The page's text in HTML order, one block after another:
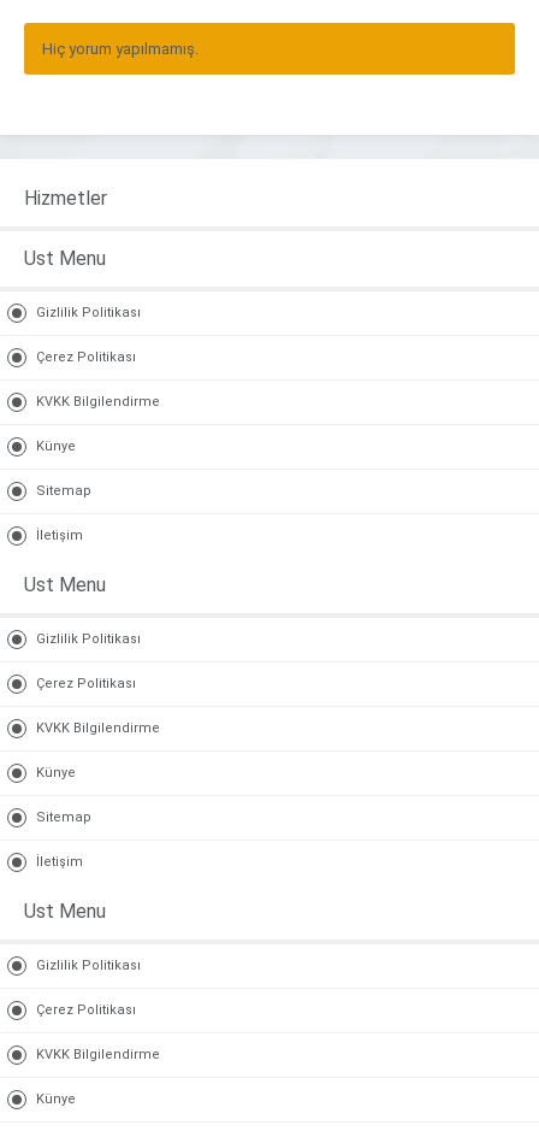
Hiç yorum yapılmamış.
Hizmetler
Ust Menu
Gizlilik Politikası
Çerez Politikası
KVKK Bilgilendirme
Künye
Sitemap
İletişim
Ust Menu
Gizlilik Politikası
Çerez Politikası
KVKK Bilgilendirme
Künye
Sitemap
İletişim
Ust Menu
Gizlilik Politikası
Çerez Politikası
KVKK Bilgilendirme
Künye